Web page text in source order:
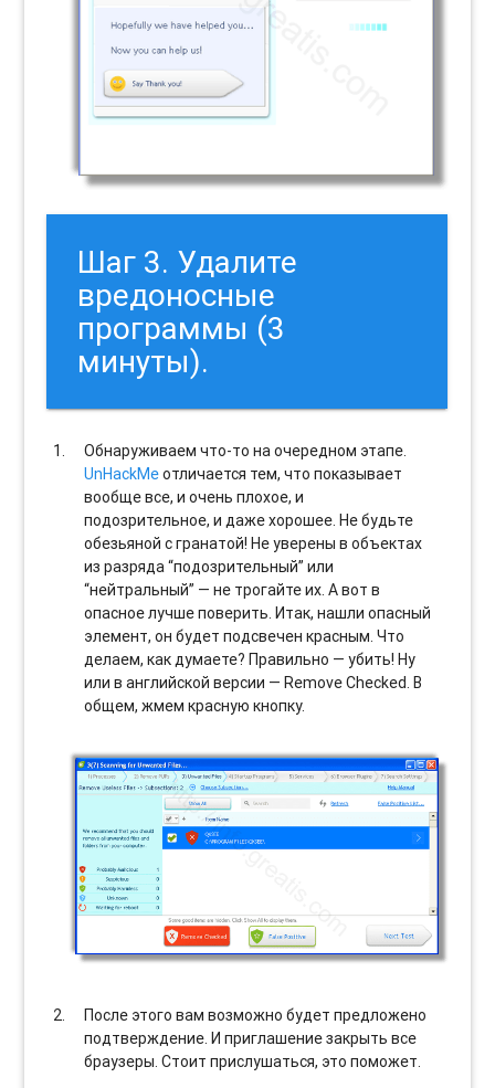
Шаг 3. Удалите
вредоносные
программы (3
минуты).
Обнаруживаем что-то на очередном этапе.
UnHackMeотличается тем, что показывает
вообще все, и очень плохое, и
подозрительное, и даже хорошее. Не будьте
обезьяной с гранатой! Не уверены в объектах
из разряда “подозрительный” или
“нейтральный” — не трогайте их. А вот в
опасное лучше поверить. Итак, нашли опасный
элемент, он будет подсвечен красным. Что
делаем, как думаете? Правильно — убить! Ну
или в английской версии — Remove Checked. В
общем, жмем красную кнопку.
После этого вам возможно будет предложено
подтверждение. И приглашение закрыть все
браузеры. Стоит прислушаться, это поможет.